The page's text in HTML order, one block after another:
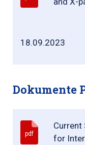
18.09.2023
Dokumente
pdf
Current
for